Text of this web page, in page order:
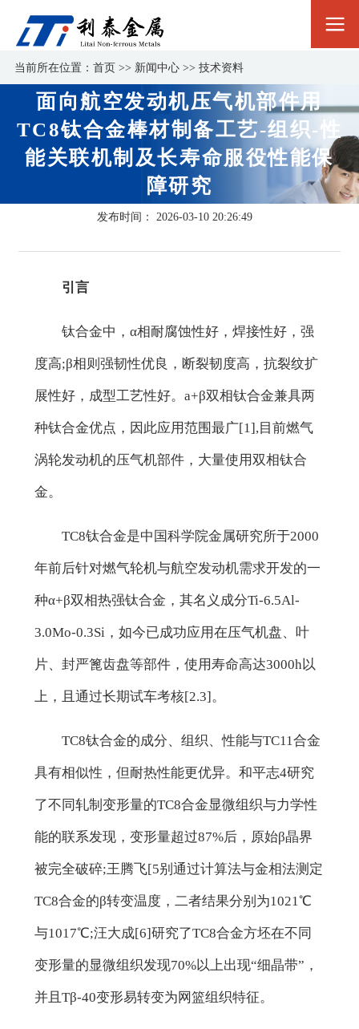
当前所在位置： 首页>> 新闻中心>> 技术资料
面向航空发动机压气机部件用
TC8钛合金棒材制备工艺-组织-性
能关联机制及长寿命服役性能保
障研究
发布时间： 2026-03-10 20:26:49
引言
钛合金中，α相耐腐蚀性好，焊接性好，强
度高;β相则强韧性优良，断裂韧度高，抗裂纹扩
展性好，成型工艺性好。a+β双相钛合金兼具两
种钛合金优点，因此应用范围最广[1],目前燃气
涡轮发动机的压气机部件，大量使用双相钛合
金。
TC8钛合金是中国科学院金属研究所于2000
年前后针对燃气轮机与航空发动机需求开发的一
种α+β双相热强钛合金，其名义成分Ti-6.5Al-
3.0Mo-0.3Si，如今已成功应用在压气机盘、叶
片、封严篦齿盘等部件，使用寿命高达3000h以
上，且通过长期试车考核[2.3]。
TC8钛合金的成分、组织、性能与TC11合金
具有相似性，但耐热性能更优异。和平志4研究
了不同轧制变形量的TC8合金显微组织与力学性
能的联系发现，变形量超过87%后，原始β晶界
被完全破碎;王腾飞[5别通过计算法与金相法测定
TC8合金的β转变温度，二者结果分别为1021℃
与1017℃;汪大成[6]研究了TC8合金方坯在不同
变形量的显微组织发现70%以上出现“细晶带”，
并且Tβ-40变形易转变为网篮组织特征。